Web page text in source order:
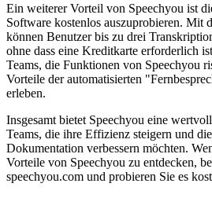
Ein weiterer Vorteil von Speechyou ist
Software kostenlos auszuprobieren. Mit
können Benutzer bis zu drei
ohne dass eine Kreditkarte erforderlich
Teams, die Funktionen von Speechyou
Vorteile der automatisierten
erleben.
Insgesamt bietet Speechyou eine
Teams, die ihre Effizienz steigern und
Dokumentation verbessern möchten.
Vorteile von Speechyou zu entdecken,
speechyou.com und probieren Sie es